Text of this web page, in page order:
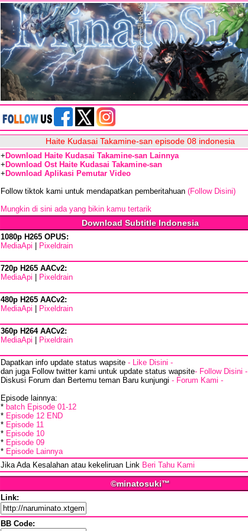
Haite Kudasai Takamine-san episode 08 indonesia
+ Download Haite Kudasai Takamine-san Lainnya
+ Download Ost Haite Kudasai Takamine-san
+ Download Aplikasi Pemutar Video
Follow tiktok kami untuk mendapatkan pemberitahuan (Follow Disini)
Mungkin di sini ada yang bikin kamu tertarik
Download Subtitle Indonesia
1080p H265 OPUS:
MediaApi
Pixeldrain
720p H265 AACv2:
MediaApi
Pixeldrain
480p H265 AACv2:
MediaApi
Pixeldrain
360p H264 AACv2:
MediaApi
Pixeldrain
Dapatkan info update status wapsite - Like Disini -
dan juga Follow twitter kami untuk update status wapsite- Follow Disini -
Diskusi Forum dan Bertemu teman Baru kunjungi - Forum Kami -
Episode lainnya:
* batch Episode 01-12
* Episode 12 END
* Episode 11
* Episode 10
* Episode 09
* Episode Lainnya
Jika Ada Kesalahan atau kekeliruan Link Beri Tahu Kami
©minatosuki™
Link:
BB Code: